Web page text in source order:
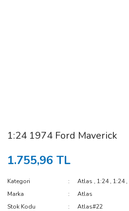
1:24 1974 Ford Maverick
1.755,96 TL
Kategori Atlas , 1:24, 1:24,
Marka
Atlas
Stok Kodu
Atlas#22